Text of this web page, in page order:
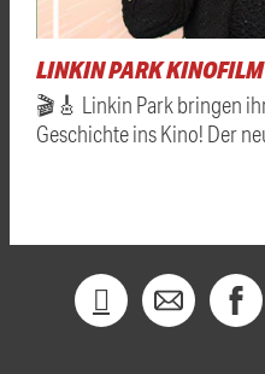
LINKIN PARK KINOFILM
🎬🎸 Linkin Park bringen
Geschichte ins Kino! Der